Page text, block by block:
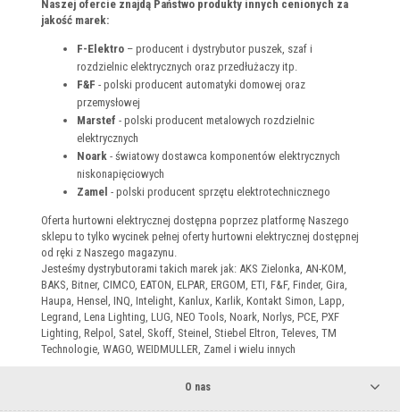
Naszej ofercie znajdą Państwo produkty innych cenionych za
jakość marek:
F-Elektro – producent i dystrybutor puszek, szaf i
rozdzielnic elektrycznych oraz przedłużaczy itp.
F&F - polski producent automatyki domowej oraz
przemysłowej
Marstef - polski producent metalowych rozdzielnic
elektrycznych
Noark - światowy dostawca komponentów elektrycznych
niskonapięciowych
Zamel - polski producent sprzętu elektrotechnicznego
Oferta hurtowni elektrycznej dostępna poprzez platformę Naszego
sklepu to tylko wycinek pełnej oferty hurtowni elektrycznej dostępnej
od ręki z Naszego magazynu.
Jesteśmy dystrybutorami takich marek jak: AKS Zielonka, AN-KOM,
BAKS, Bitner, CIMCO, EATON, ELPAR, ERGOM, ETI, F&F, Finder, Gira,
Haupa, Hensel, INQ, Intelight, Kanlux, Karlik, Kontakt Simon, Lapp,
Legrand, Lena Lighting, LUG, NEO Tools, Noark, Norlys, PCE, PXF
Lighting, Relpol, Satel, Skoff, Steinel, Stiebel Eltron, Televes, TM
Technologie, WAGO, WEIDMULLER, Zamel i wielu innych
O nas